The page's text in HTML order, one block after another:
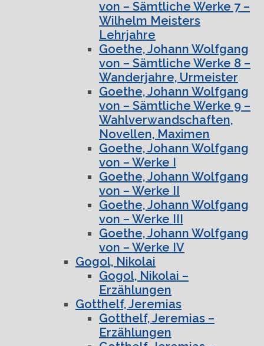
von – Sämtliche Werke 7 –
Wilhelm Meisters
Lehrjahre
Goethe, Johann Wolfgang
von – Sämtliche Werke 8 –
Wanderjahre, Urmeister
Goethe, Johann Wolfgang
von – Sämtliche Werke 9 –
Wahlverwandschaften,
Novellen, Maximen
Goethe, Johann Wolfgang
von – Werke I
Goethe, Johann Wolfgang
von – Werke II
Goethe, Johann Wolfgang
von – Werke III
Goethe, Johann Wolfgang
von – Werke IV
Gogol, Nikolai
Gogol, Nikolai –
Erzählungen
Gotthelf, Jeremias
Gotthelf, Jeremias –
Erzählungen